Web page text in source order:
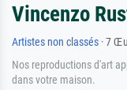
Vincenzo
Artistes non classés · 7
Nos reproductions d'art
dans votre maison.